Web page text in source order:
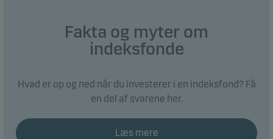
Fakta og myter om
indeksfonde
Hvad er op og ned når du investerer i en indeksfond? Få
en del af svarene her.
Læs mere